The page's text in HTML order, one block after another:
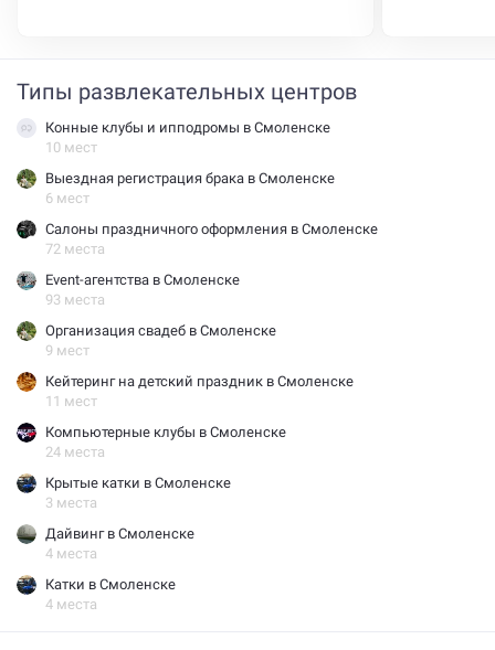
Типы развлекательных центров
Конные клубы и ипподромы в Смоленске
10 мест
Выездная регистрация брака в Смоленске
6 мест
Салоны праздничного оформления в Смоленске
72 места
Event-агентства в Смоленске
93 места
Организация свадеб в Смоленске
9 мест
Кейтеринг на детский праздник в Смоленске
11 мест
Компьютерные клубы в Смоленске
24 места
Крытые катки в Смоленске
3 места
Дайвинг в Смоленске
4 места
Катки в Смоленске
4 места